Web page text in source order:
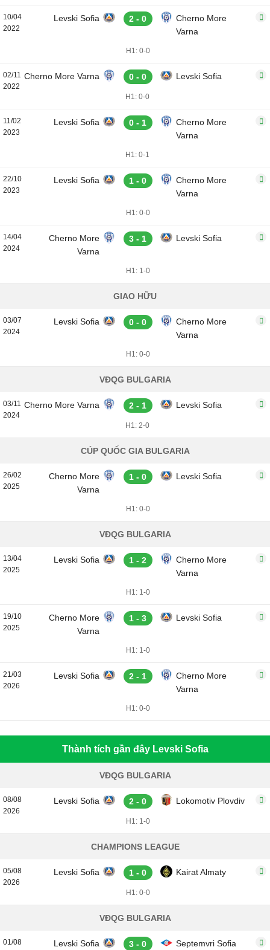
10/04
2022
Levski Sofia 2 - 0
Cherno More
Varna
H1: 0-0
02/11
2022
Cherno More Varna 0 - 0 Levski Sofia
H1: 0-0
11/02
2023
Levski Sofia 0 - 1
Cherno More
Varna
H1: 0-1
22/10
2023
Levski Sofia 1 - 0
Cherno More
Varna
H1: 0-0
14/04
2024
Cherno More
Varna
3 - 1 Levski Sofia
H1: 1-0
GIAO HỮU
03/07
2024
Levski Sofia 0 - 0
Cherno More
Varna
H1: 0-0
VĐQG BULGARIA
03/11
2024
Cherno More Varna 2 - 1 Levski Sofia
H1: 2-0
CÚP QUỐC GIA BULGARIA
26/02
2025
Cherno More
Varna
1 - 0 Levski Sofia
H1: 0-0
VĐQG BULGARIA
13/04
2025
Levski Sofia 1 - 2
Cherno More
Varna
H1: 1-0
19/10
2025
Cherno More
Varna
1 - 3 Levski Sofia
H1: 1-0
21/03
2026
Levski Sofia 2 - 1
Cherno More
Varna
H1: 0-0
Thành tích gần đây Levski Sofia
VĐQG BULGARIA
08/08
2026
Levski Sofia 2 - 0 Lokomotiv Plovdiv
H1: 1-0
CHAMPIONS LEAGUE
05/08
2026
Levski Sofia 1 - 0 Kairat Almaty
H1: 0-0
VĐQG BULGARIA
01/08
Levski Sofia 3 - 0 Septemvri Sofia